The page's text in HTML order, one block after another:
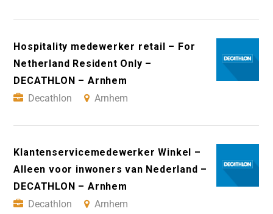
Hospitality medewerker retail – For
Netherland Resident Only –
DECATHLON – Arnhem
Decathlon
Arnhem
Klantenservicemedewerker Winkel –
Alleen voor inwoners van Nederland –
DECATHLON – Arnhem
Decathlon
Arnhem